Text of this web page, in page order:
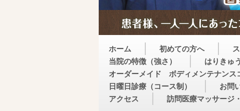
ホーム 初めての方へ
当院の特徴（強さ）
はりきゅ
オーダーメイド ボディメンテナンス
日曜日診療（コース制）
お問
アクセス
訪問医療マッサージ